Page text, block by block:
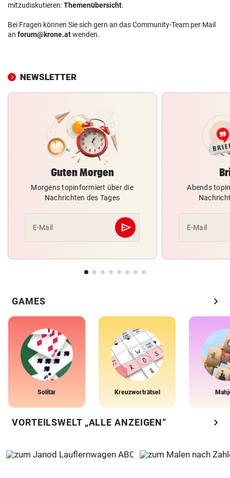
mitzudiskutieren:Themenübersicht.
Bei Fragen können Sie sich gern an das Community-Team per Mail
an forum@krone.atwenden.
NEWSLETTER
Guten Morgen
Morgens topinformiert über die
Nachrichten des Tages
E-Mail send
Abschicken
Abends
E-Mail
GAMES chevron_right
Solitär Kreuzworträtsel
VORTEILSWELT „ALLE ANZEIGEN“ chevron_right